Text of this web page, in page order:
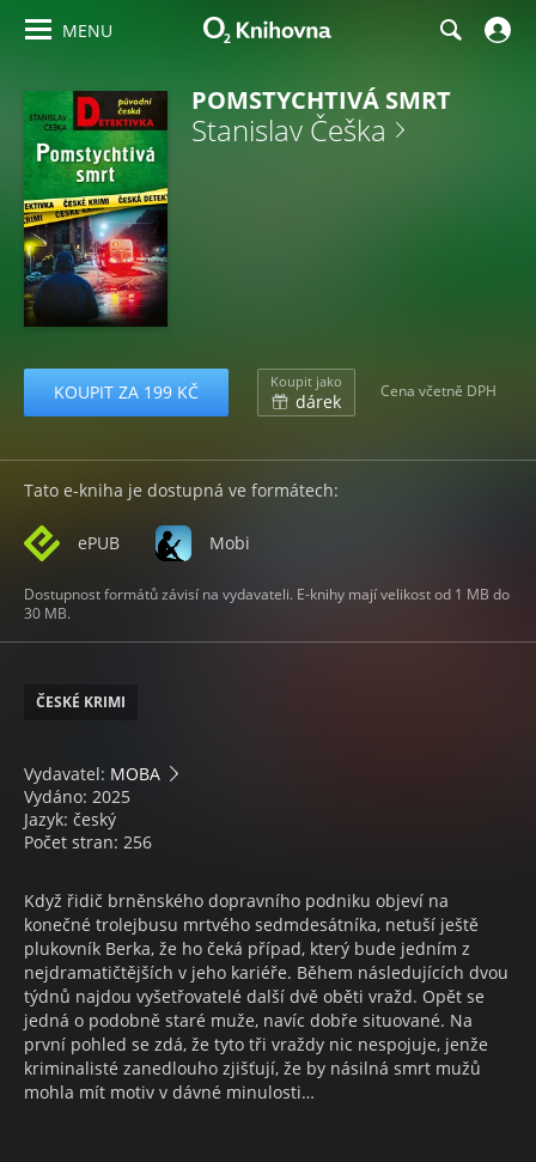
MENU
POMSTYCHTIVÁ SMRT
Stanislav Češka
KOUPIT ZA 199 KČ Koupit jako
dárek Cena včetně DPH
Tato e-kniha je dostupná ve formátech:
ePUB Mobi
Dostupnost formátů závisí na vydavateli. E-knihy mají velikost od 1 MB do
30 MB.
ČESKÉ KRIMI
Vydavatel: MOBA
Vydáno: 2025
Jazyk: český
Počet stran: 256
Když řidič brněnského dopravního podniku objeví na
konečné trolejbusu mrtvého sedmdesátníka, netuší ještě
plukovník Berka, že ho čeká případ, který bude jedním z
nejdramatičtějších v jeho kariéře. Během následujících dvou
týdnů najdou vyšetřovatelé další dvě oběti vražd. Opět se
jedná o podobně staré muže, navíc dobře situované. Na
první pohled se zdá, že tyto tři vraždy nic nespojuje, jenže
kriminalisté zanedlouho zjišťují, že by násilná smrt mužů
mohla mít motiv v dávné minulosti…